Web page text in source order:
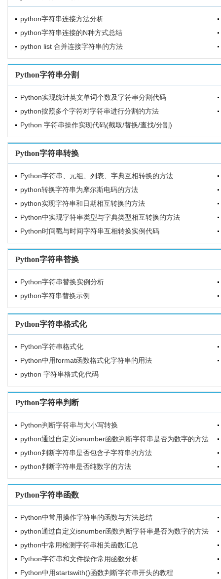
python字符串连接方法分析
python字符串连接的N种方式总结
python list 合并连接字符串的方法
Python字符串分割
Python实现统计英文单词个数及字符串分割代码
python按照多个字符对字符串进行分割的方法
Python 字符串操作实现代码(截取/替换/查找/分割)
Python字符串转换
Python字符串、元组、列表、字典互相转换的方法
python转换字符串为摩尔斯电码的方法
python实现字符串和日期相互转换的方法
Python中实现字符串类型与字典类型相互转换的方法
Python时间戳与时间字符串互相转换实例代码
Python字符串替换
Python字符串替换实例分析
python字符串替换示例
Python字符串格式化
Python字符串格式化
Python中用format函数格式化字符串的用法
python 字符串格式化代码
Python字符串判断
Python判断字符串与大小写转换
python通过自定义isnumber函数判断字符串是否为数字的方法
python判断字符串是否包含子字符串的方法
python判断字符串是否纯数字的方法
Python字符串函数
Python中常用操作字符串的函数与方法总结
python通过自定义isnumber函数判断字符串是否为数字的方法
python中常用检测字符串相关函数汇总
Python字符串和文件操作常用函数分析
Python中用startswith()函数判断字符串开头的教程